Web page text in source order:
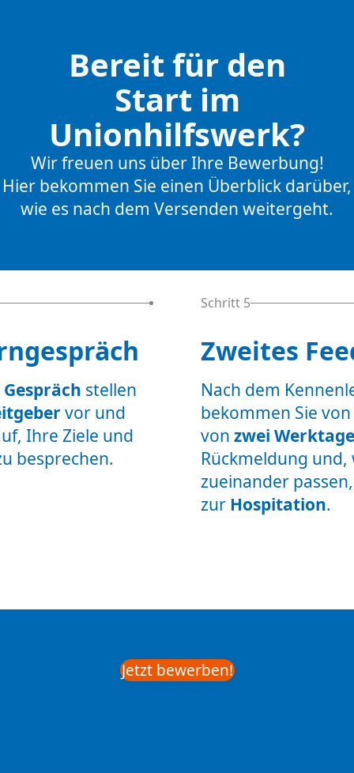
Bereit für den
Start im
Unionhilfswerk?
Wir freuen uns über Ihre Bewerbung!
Hier bekommen Sie einen Überblick darüber,
wie es nach dem Versenden weitergeht.
Gespräch stellen
vor und
Ihre Ziele und
besprechen.
Schritt 5
Zweites
Nach dem
bekommen Sie
von zwei
Rückmeldung
zueinander
zur Hospitation.
Jetzt bewerben!